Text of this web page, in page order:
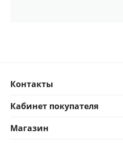
Контакты
Кабинет покупателя
Магазин